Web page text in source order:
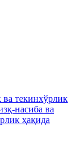
ва текинхўрлик
насиба ва
ҳақида